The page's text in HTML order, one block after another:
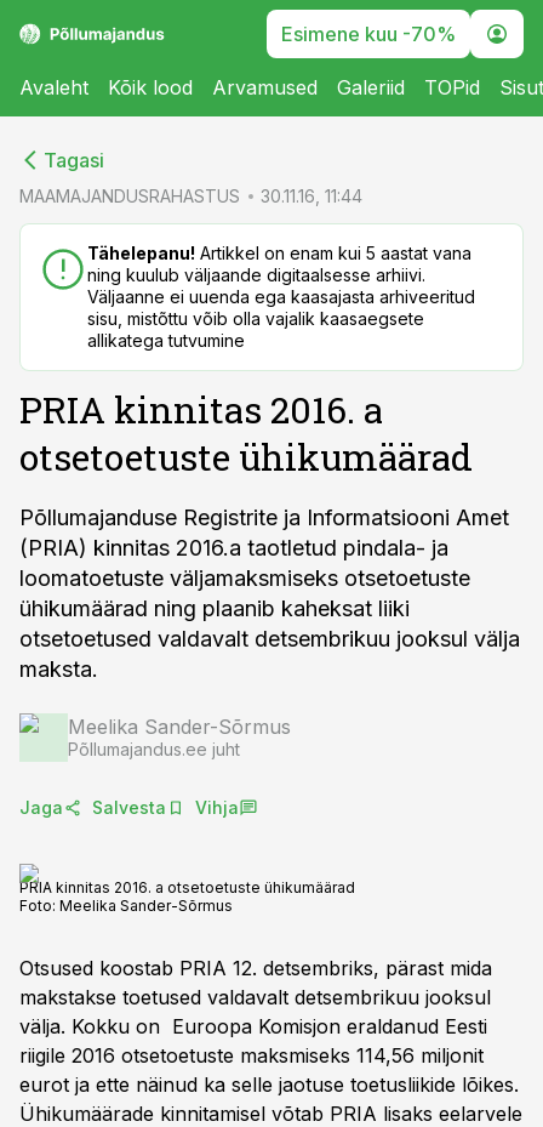
Esimene kuu -70%
Avaleht Kõik lood Arvamused Galeriid TOPid
Tagasi
MAAMAJANDUSRAHASTUS 30.11.16, 11:44
Tähelepanu! Artikkel on enam kui 5 aastat vana
ning kuulub väljaande digitaalsesse arhiivi.
Väljaanne ei uuenda ega kaasajasta arhiveeritud
sisu, mistõttu võib olla vajalik kaasaegsete
allikatega tutvumine
PRIA kinnitas 2016. a
otsetoetuste ühikumäärad
Põllumajanduse Registrite ja Informatsiooni Amet
(PRIA) kinnitas 2016.a taotletud pindala- ja
loomatoetuste väljamaksmiseks otsetoetuste
ühikumäärad ning plaanib kaheksat liiki
otsetoetused valdavalt detsembrikuu jooksul välja
maksta.
Meelika Sander-Sõrmus
Põllumajandus.ee juht
Jaga Salvesta Vihja
PRIA kinnitas 2016. a otsetoetuste ühikumäärad
Foto: Meelika Sander-Sõrmus
Otsused koostab PRIA 12. detsembriks, pärast mida
makstakse toetused valdavalt detsembrikuu jooksul
välja. Kokku on Euroopa Komisjon eraldanud Eesti
riigile 2016 otsetoetuste maksmiseks 114,56 miljonit
eurot ja ette näinud ka selle jaotuse toetusliikide lõikes.
Ühikumäärade kinnitamisel võtab PRIA lisaks eelarvele